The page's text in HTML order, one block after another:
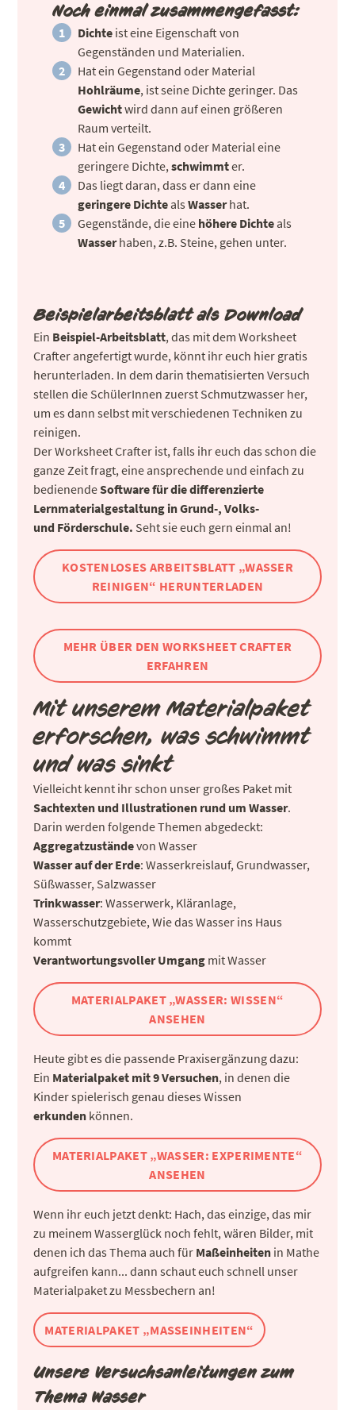
Noch einmal zusammengefasst:
Dichte ist eine Eigenschaft von
Gegenständen und Materialien.
Hat ein Gegenstand oder Material
Hohlräume, ist seine Dichte geringer. Das
Gewichtwird dann auf einen größeren
Raum verteilt.
Hat ein Gegenstand oder Material eine
geringere Dichte,schwimmter.
Das liegt daran, dass er dann eine
geringere Dichte alsWasserhat.
Gegenstände, die eine höhere Dichte als
Wasserhaben, z.B. Steine, gehen unter.
Beispielarbeitsblatt als Download
Ein Beispiel-Arbeitsblatt, das mit dem Worksheet
Crafter angefertigt wurde, könnt ihr euch hier gratis
herunterladen. In dem darin thematisierten Versuch
stellen die SchülerInnen zuerst Schmutzwasser her,
um es dann selbst mit verschiedenen Techniken zu
reinigen.
Der Worksheet Crafter ist, falls ihr euch das schon die
ganze Zeit fragt, eine ansprechende und einfach zu
bedienendeSoftware für die differenzierte
Lernmaterialgestaltung in Grund-, Volks-
und Förderschule. Seht sie euch gern einmal an!
KOSTENLOSES ARBEITSBLATT „WASSER
REINIGEN“ HERUNTERLADEN
MEHR ÜBER DEN WORKSHEET CRAFTER
ERFAHREN
Mit unserem Materialpaket
erforschen, was schwimmt
und was sinkt
Vielleicht kennt ihr schon unser großes Paket mit
Sachtexten und Illustrationen rund um Wasser.
Darin werden folgende Themen abgedeckt:
Aggregatzuständevon Wasser
Wasser auf der Erde: Wasserkreislauf, Grundwasser,
Süßwasser, Salzwasser
Trinkwasser: Wasserwerk, Kläranlage,
Wasserschutzgebiete, Wie das Wasser ins Haus
kommt
Verantwortungsvoller Umgang mit Wasser
MATERIALPAKET „WASSER: WISSEN“
ANSEHEN
Heute gibt es die passende Praxisergänzung dazu:
Ein Materialpaket mit 9 Versuchen, in denen die
Kinder spielerisch genau dieses Wissen
erkunden können.
MATERIALPAKET „WASSER: EXPERIMENTE“
ANSEHEN
Wenn ihr euch jetzt denkt: Hach, das einzige, das mir
zu meinem Wasserglück noch fehlt, wären Bilder, mit
denen ich das Thema auch für Maßeinheiten in Mathe
aufgreifen kann... dann schaut euch schnell unser
Materialpaket zu Messbechern an!
MATERIALPAKET „MASSEINHEITEN“
Unsere Versuchsanleitungen zum
Thema Wasser